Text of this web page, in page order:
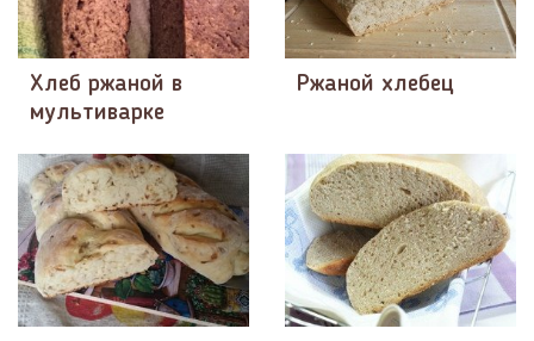
Хлеб ржаной в
мультиварке
Ржаной хлебец